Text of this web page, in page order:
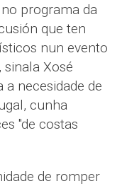
programa da
que ten
nun evento
sinala Xosé
a necesidade de
cunha
"de costas
de romper